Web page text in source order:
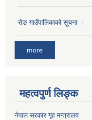
राेङ गाउँपालिकाको सूचना ।
more
महत्वपुर्ण लिङ्क
नेपाल सरकार गृह मन्त्रालय